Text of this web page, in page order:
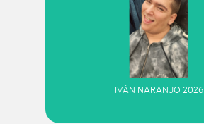
IVÁN NARANJO 2026